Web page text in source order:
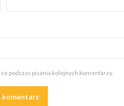
podczas pisania kolejnych komentarzy.